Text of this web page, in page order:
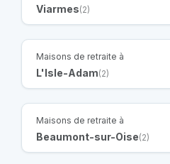
Viarmes(2)
Maisons de retraite à
L'Isle-Adam(2)
Maisons de retraite à
Beaumont-sur-Oise(2)